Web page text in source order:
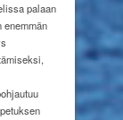
palaan